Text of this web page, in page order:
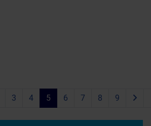
3 4 5 6 7 8 9